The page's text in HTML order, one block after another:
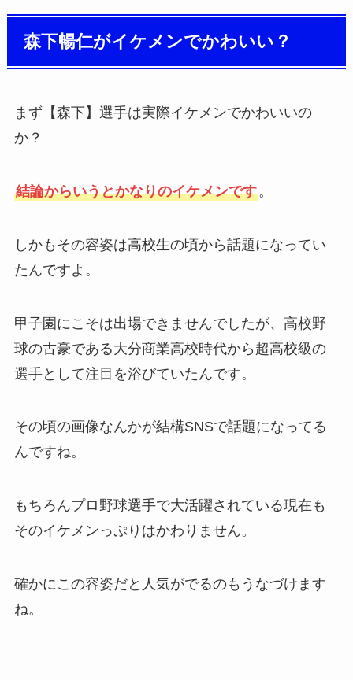
森下暢仁がイケメンでかわいい？
まず【森下】選手は実際イケメンでかわいいの
か？
結論からいうとかなりのイケメンです。
しかもその容姿は高校生の頃から話題になってい
たんですよ。
甲子園にこそは出場できませんでしたが、高校野
球の古豪である大分商業高校時代から超高校級の
選手として注目を浴びていたんです。
その頃の画像なんかが結構SNSで話題になってる
んですね。
もちろんプロ野球選手で大活躍されている現在も
そのイケメンっぷりはかわりません。
確かにこの容姿だと人気がでるのもうなづけます
ね。